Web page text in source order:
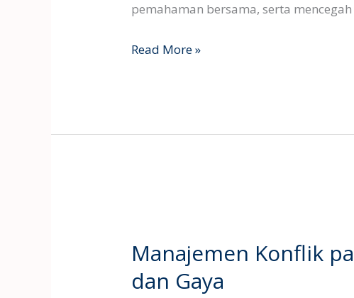
pemahaman bersama, serta mencegah
Read More »
Manajemen Konflik
dan Gaya
pada
Definisi